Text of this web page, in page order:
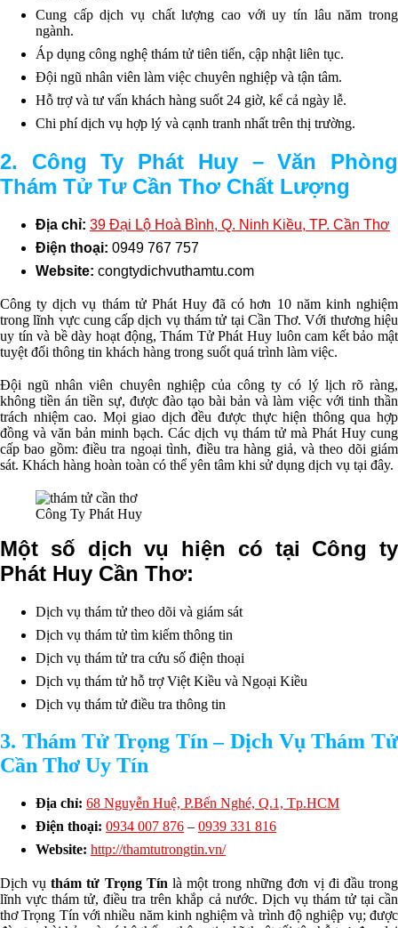
Cung cấp dịch vụ chất lượng cao với uy tín lâu năm trong
ngành.
Áp dụng công nghệ thám tử tiên tiến, cập nhật liên tục.
Đội ngũ nhân viên làm việc chuyên nghiệp và tận tâm.
Hỗ trợ và tư vấn khách hàng suốt 24 giờ, kể cả ngày lễ.
Chi phí dịch vụ hợp lý và cạnh tranh nhất trên thị trường.
2. Công Ty Phát Huy – Văn Phòng
Thám Tử Tư Cần Thơ Chất Lượng
Địa chỉ: 39 Đại Lộ Hoà Bình, Q. Ninh Kiều, TP. Cần Thơ
Điện thoại: 0949 767 757
Website: congtydichvuthamtu.com
Công ty dịch vụ thám tử Phát Huy đã có hơn 10 năm kinh nghiệm
trong lĩnh vực cung cấp dịch vụ thám tử tại Cần Thơ. Với thương hiệu
uy tín và bề dày hoạt động, Thám Tử Phát Huy luôn cam kết bảo mật
tuyệt đối thông tin khách hàng trong suốt quá trình làm việc.
Đội ngũ nhân viên chuyên nghiệp của công ty có lý lịch rõ ràng,
không tiền án tiền sự, được đào tạo bài bản và làm việc với tinh thần
trách nhiệm cao. Mọi giao dịch đều được thực hiện thông qua hợp
đồng và văn bản minh bạch. Các dịch vụ thám tử mà Phát Huy cung
cấp bao gồm: điều tra ngoại tình, điều tra hàng giả, và theo dõi giám
sát. Khách hàng hoàn toàn có thể yên tâm khi sử dụng dịch vụ tại đây.
Công Ty Phát Huy
Một số dịch vụ hiện có tại Công ty
Phát Huy Cần Thơ:
Dịch vụ thám tử theo dõi và giám sát
Dịch vụ thám tử tìm kiếm thông tin
Dịch vụ thám tử tra cứu số điện thoại
Dịch vụ thám tử hỗ trợ Việt Kiều và Ngoại Kiều
Dịch vụ thám tử điều tra thông tin
3. Thám Tử Trọng Tín – Dịch Vụ Thám Tử
Cần Thơ Uy Tín
Địa chỉ: 68 Nguyễn Huệ, P.Bến Nghé, Q.1, Tp.HCM
Điện thoại: 0934 007 876 – 0939 331 816
Website: http://thamtutrongtin.vn/
Dịch vụthám tử Trọng Tín là một trong những đơn vị đi đầu trong
lĩnh vực thám tử, điều tra trên khắp cả nước. Dịch vụ thám tử tại cần
thơ Trọng Tín với nhiều năm kinh nghiệm và trình độ nghiệp vụ; được